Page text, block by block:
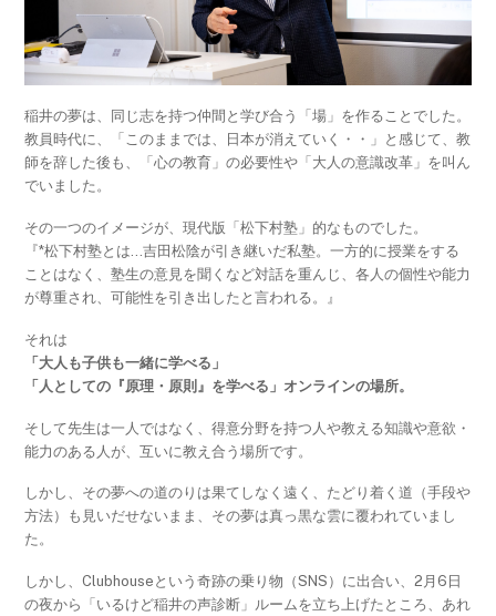
稲井の夢は、同じ志を持つ仲間と学び合う「場」を作ることでした。
教員時代に、「このままでは、日本が消えていく・・」と感じて、教
師を辞した後も、「心の教育」の必要性や「大人の意識改革」を叫ん
でいました。
その一つのイメージが、現代版「松下村塾」的なものでした。
『*松下村塾とは…吉田松陰が引き継いだ私塾。一方的に授業をする
ことはなく、塾生の意見を聞くなど対話を重んじ、各人の個性や能力
が尊重され、可能性を引き出したと言われる。』
それは
「大人も子供も一緒に学べる」
「人としての『原理・原則』を学べる」オンラインの場所。
そして先生は一人ではなく、得意分野を持つ人や教える知識や意欲・
能力のある人が、互いに教え合う場所です。
しかし、その夢への道のりは果てしなく遠く、たどり着く道（手段や
方法）も見いだせないまま、その夢は真っ黒な雲に覆われていまし
た。
しかし、Clubhouseという奇跡の乗り物（SNS）に出合い、2月6日
の夜から「いるけど稲井の声診断」ルームを立ち上げたところ、あれ